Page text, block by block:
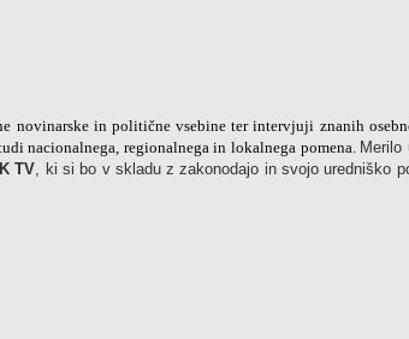
novinarske in politične vsebine ter intervjuji znanih
nacionalnega, regionalnega in lokalnega pomena. Merilo
TV , ki si bo v skladu z zakonodajo in svojo uredniško